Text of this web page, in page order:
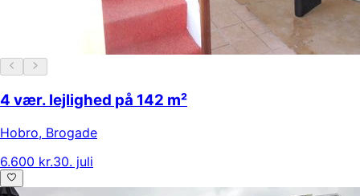
4 vær. lejlighed på 142 m²
Hobro, Brogade
6.600 kr.30. juli